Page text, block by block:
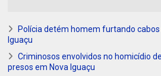
Polícia detém homem furtando cabos
Iguaçu
Criminosos envolvidos no homicídio
presos em Nova Iguaçu